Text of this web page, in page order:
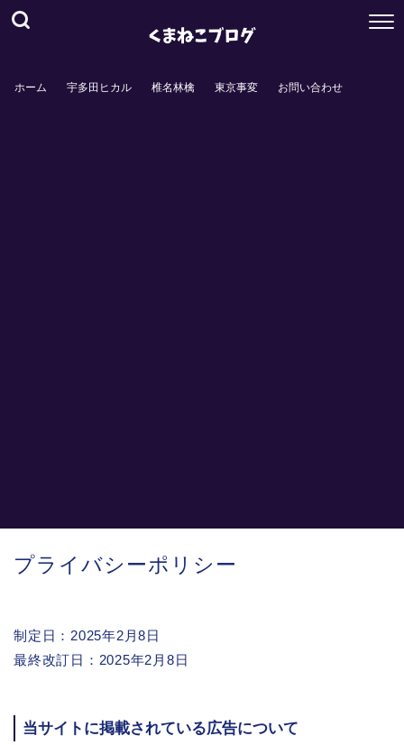
ホーム 宇多田ヒカル 椎名林檎 東京事変 お問い合わせ
プライバシーポリシー
制定日：2025年2月8日
最終改訂日：2025年2月8日
当サイトに掲載されている広告について